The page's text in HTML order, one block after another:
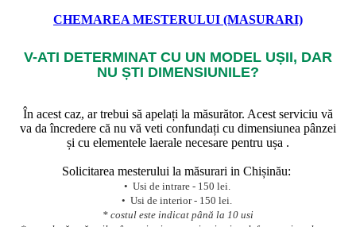
CHEMAREA MESTERULUI (MASURARI)
V-ATI DETERMINAT CU UN MODEL UȘII, DAR
NU ȘTI DIMENSIUNILE?
În acest caz, ar trebui să apelați la măsurător. Acest serviciu vă
va da încredere că nu vă veti confundați cu dimensiunea pânzei
și cu elementele laerale necesare pentru ușa .
Solicitarea mesterului la măsurari in Chișinău:
• Usi de intrare - 150 lei.
• Usi de interior - 150 lei.
* costul este indicat până la 10 usi